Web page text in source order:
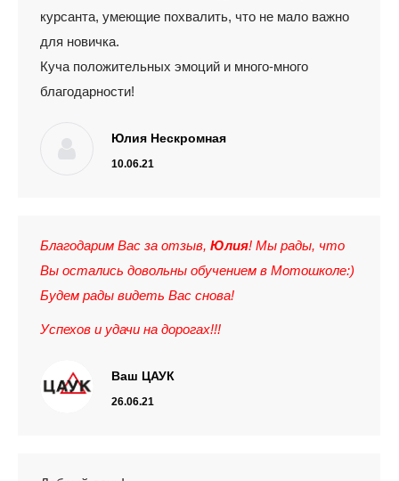
курсанта, умеющие похвалить, что не мало важно
для новичка.
Куча положительных эмоций и много-много
благодарности!
Юлия Нескромная
10.06.21
Благодарим Вас за отзыв, Юлия! Мы рады, что
Вы остались довольны обучением в Мотошколе:)
Будем рады видеть Вас снова!
Успехов и удачи на дорогах!!!
Ваш ЦАУК
26.06.21